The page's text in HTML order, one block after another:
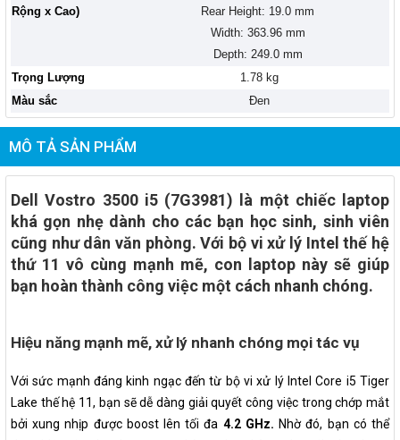
Rộng x Cao)
Rear Height: 19.0 mm
Width: 363.96 mm
Depth: 249.0 mm
Trọng Lượng
1.78 kg
Màu sắc
Đen
MÔ TẢ SẢN PHẨM
Dell Vostro 3500 i5 (7G3981) là một chiếc laptop
khá gọn nhẹ dành cho các bạn học sinh, sinh viên
cũng như dân văn phòng. Với bộ vi xử lý Intel thế hệ
thứ 11 vô cùng mạnh mẽ, con laptop này sẽ giúp
bạn hoàn thành công việc một cách nhanh chóng.
Hiệu năng mạnh mẽ, xử lý nhanh chóng mọi tác vụ
Với sức mạnh đáng kinh ngạc đến từ bộ vi xử lý Intel Core i5 Tiger
Lake thế hệ 11, bạn sẽ dễ dàng giải quyết công việc trong chớp mắt
bởi xung nhịp được boost lên tối đa 4.2 GHz. Nhờ đó, bạn có thể